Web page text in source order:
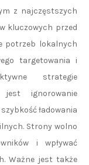
z najczęstszych
kluczowych przed
potrzeb lokalnych
targetowania i
strategie
jest ignorowanie
ładowania
Strony wolno
i wpływać
Ważne jest także